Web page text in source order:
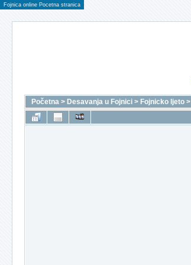
Fojnica online Pocetna stranica
Početna > Desavanja u Fojnici > Fojnicko ljeto >